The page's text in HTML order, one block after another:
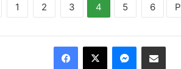
1 2 3 4 5 6
Facebook
X Messenger
Condividi via Email